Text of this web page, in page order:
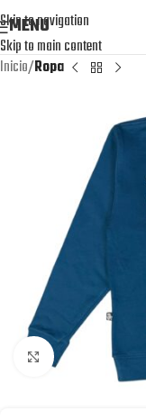
Skip to navigation
Skip to main content
MENU
Inicio Ropa
Click to enlarge